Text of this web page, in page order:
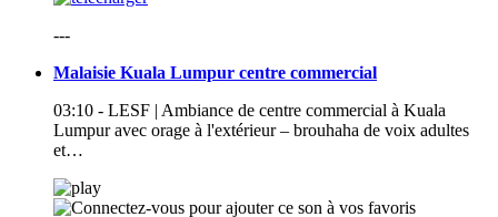
---
Malaisie Kuala Lumpur centre commercial
03:10 - LESF | Ambiance de centre commercial à Kuala
Lumpur avec orage à l'extérieur – brouhaha de voix adultes
et…